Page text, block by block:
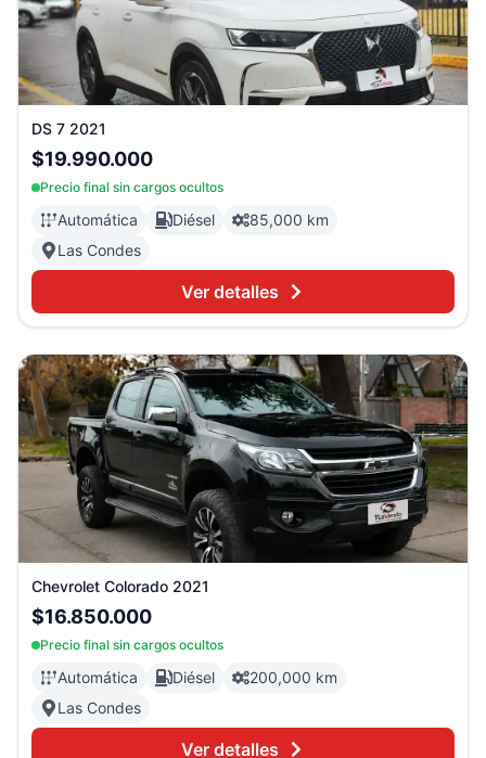
DS 7 2021
$19.990.000
Precio final sin cargos ocultos
Automática Diésel
85,000 km
Las Condes
Ver detalles
Chevrolet Colorado 2021
$16.850.000
Precio final sin cargos ocultos
Automática Diésel
200,000 km
Las Condes
Ver detalles